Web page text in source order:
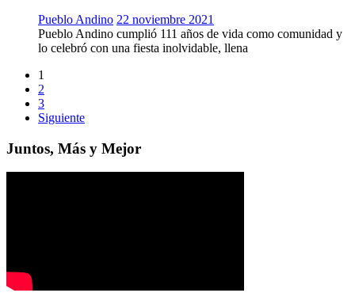
Pueblo Andino 22 noviembre 2021
Pueblo Andino cumplió 111 años de vida como comunidad y
lo celebró con una fiesta inolvidable, llena
1
2
3
Siguiente
Juntos, Más y Mejor